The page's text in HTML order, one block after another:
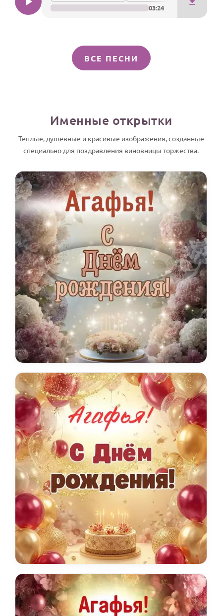
03:24
ВСЕ ПЕСНИ
Именные открытки
Теплые, душевные и красивые изображения, созданные
специально для поздравления виновницы торжества.